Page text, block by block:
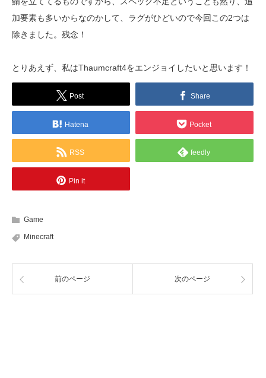
加要素も多いからなのかして、ラグがひどいので今回この2つは
除きました。残念！
とりあえず、私はThaumcraft4をエンジョイしたいと思います！
Post Share
Hatena Pocket
RSS feedly
Pin it
Game
Minecraft
前のページ 次のページ